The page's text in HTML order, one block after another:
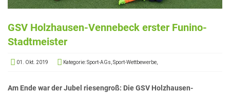
Eltern
Elterninformationen
Mitwirkung am Schulleben
Schulkonferenz
Kopf hoch! – Beratung für Eltern
GSV Holzhausen-Vennebeck erster Funino-
Stadtmeister
01. Okt. 2019 Kategorie: Sport-AGs, Sport-Wettbewerbe,
Am Ende war der Jubel riesengroß: Die GSV Holzhausen-